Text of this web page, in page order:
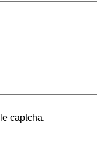
captcha.